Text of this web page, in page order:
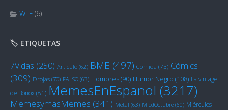
WTF (6)
🏷️ ETIQUETAS
7Vidas (250) Artículo (62) BME (497) Comida (73) Cómics
(309) Drojas (70) FALSO (63) Hombres(90) Humor Negro (108) La vintage
de Bonox(81) MemesEnEspanol (3217)
MemesymasMemes (341) Metal (63) MiedOctubre (60) Miérculos